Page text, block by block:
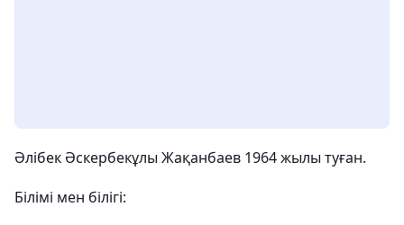
Әлібек Әскербекұлы Жақанбаев 1964 жылы туған.
Білімі мен білігі: